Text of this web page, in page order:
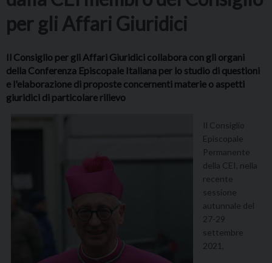
per gli Affari Giuridici
Il Consiglio per gli Affari Giuridici collabora con gli organi
della Conferenza Episcopale Italiana per lo studio di questioni
e l'elaborazione di proposte concernenti materie o aspetti
giuridici di particolare rilievo
Il Consiglio
Episcopale
Permanente
della CEI, nella
recente
sessione
autunnale del
27-29
settembre
2021,